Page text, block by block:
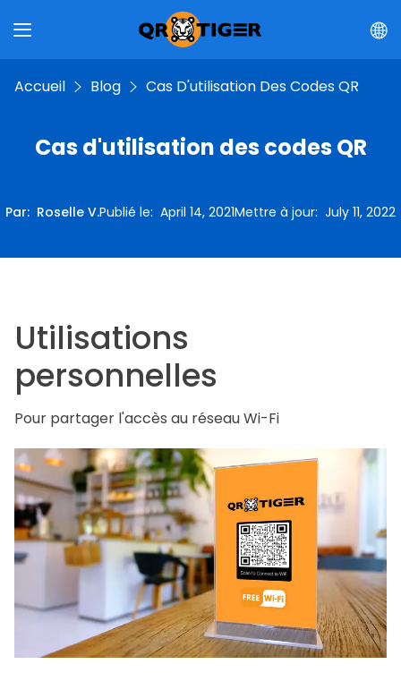
Accueil Blog Cas D'utilisation Des Codes QR
Cas d'utilisation des codes QR
Par: Roselle V.Publié le: April 14, 2021Mettre à jour: July 11, 2022
Utilisations
personnelles
Pour partager l'accès au réseau Wi-Fi